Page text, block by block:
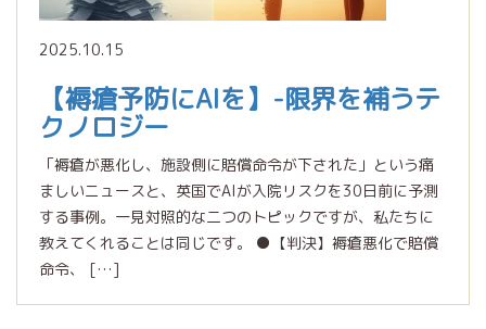
2025.10.15
【褥瘡予防にAIを】-限界を補うテ
クノロジー
「褥瘡が悪化し、施設側に賠償命令が下された」という痛
ましいニュースと、英国でAIが入院リスクを30日前に予測
する事例。一見対照的な二つのトピックですが、私たちに
教えてくれることは同じです。 ●【判決】褥瘡悪化で賠償
命令、 […]